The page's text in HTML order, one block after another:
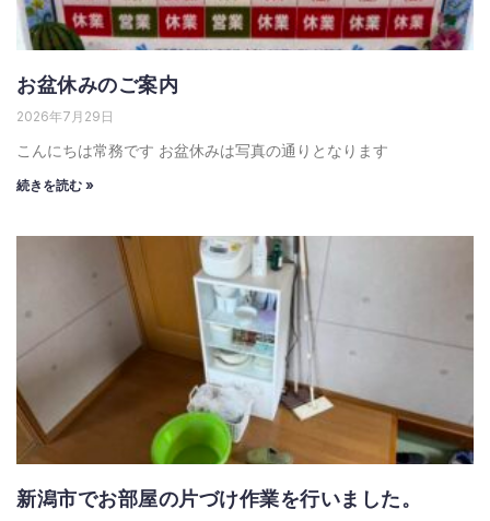
お盆休みのご案内
2026年7月29日
こんにちは常務です お盆休みは写真の通りとなります
続きを読む »
新潟市でお部屋の片づけ作業を行いました。